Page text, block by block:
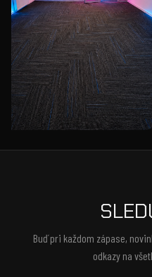
Buď pri každom zápase,
odkazy na